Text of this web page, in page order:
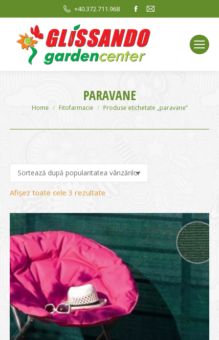
+40.372.711.968
Facebook
opens
in
new
window
Mail
window
PARAVANE
You are here:
Home Fitofarmacie Produse etichetate „paravane”
Afișez toate cele 3 rezultate
evaluarea
medie